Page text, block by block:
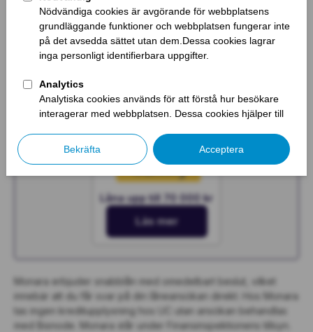
Läs mer
Låna upp till 600 000 kr
Läs mer
Låna upp till 70 000 kr
Läs mer
Monara erbjuder snabblån med omedelbart beslut, vilket
innebär att du får svar på din låneansökan direkt. Hos Monara
tas ingen kreditupplysning hos UC utan ansökan behandlas
med Bisnode. Monara står under Finansinspektionens tillsyn.